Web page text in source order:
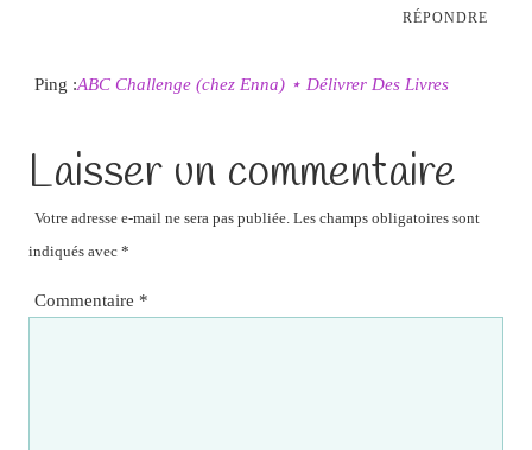
RÉPONDRE
Ping :ABC Challenge (chez Enna) ⋆ Délivrer Des Livres
Laisser un commentaire
Votre adresse e-mail ne sera pas publiée. Les champs obligatoires sont
indiqués avec *
Commentaire *